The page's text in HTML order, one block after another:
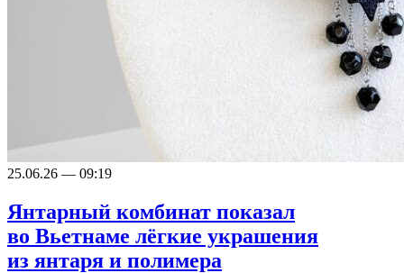
25.06.26 — 09:19
Янтарный комбинат показал
во Вьетнаме лёгкие украшения
из янтаря и полимера